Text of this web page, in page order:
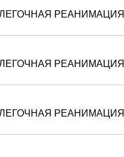
РЕАНИМАЦИЯ
РЕАНИМАЦИЯ
РЕАНИМАЦИЯ